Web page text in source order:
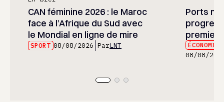
CAN féminine 2026 : le Maroc
face à l’Afrique du Sud avec
le Mondial en ligne de mire
SPORT 08/08/2026 ParLNT
Ports
premier
08/08/